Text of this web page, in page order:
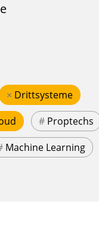
× Drittsysteme
# Proptechs
Machine Learning